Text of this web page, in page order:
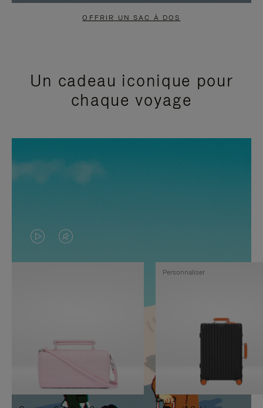
OFFRIR UN SAC À DOS
Un cadeau iconique pour
chaque voyage
LA
VIDÉO
PAUSE,
APPUYEZ
SUR
LE
SON
DÉSACTIVÉ.
VEUILLEZ
Personnaliser